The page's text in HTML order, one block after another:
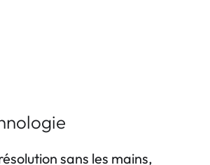
sans les mains,